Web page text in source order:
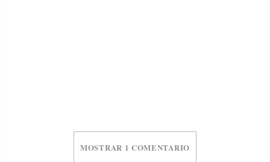
MOSTRAR 1 COMENTARIO